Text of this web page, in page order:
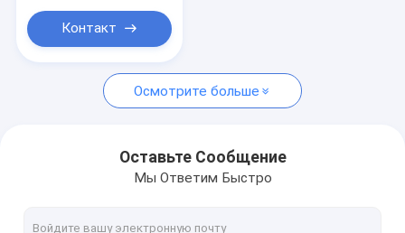
Контакт
Осмотрите больше
Оставьте Сообщение
Мы Ответим Быстро